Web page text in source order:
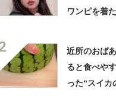
ワンピを
近所のおば
ると食べや
った“スイカ